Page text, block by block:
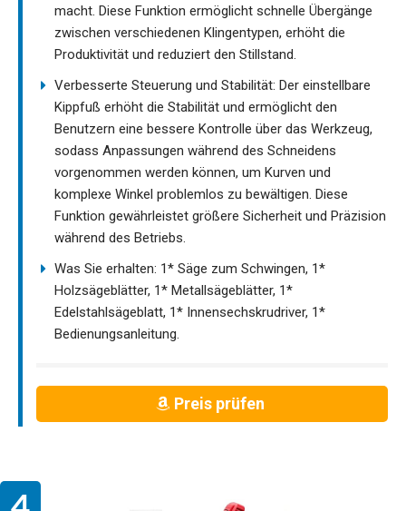
macht. Diese Funktion ermöglicht schnelle Übergänge
zwischen verschiedenen Klingentypen, erhöht die
Produktivität und reduziert den Stillstand.
Verbesserte Steuerung und Stabilität: Der einstellbare
Kippfuß erhöht die Stabilität und ermöglicht den
Benutzern eine bessere Kontrolle über das Werkzeug,
sodass Anpassungen während des Schneidens
vorgenommen werden können, um Kurven und
komplexe Winkel problemlos zu bewältigen. Diese
Funktion gewährleistet größere Sicherheit und Präzision
während des Betriebs.
Was Sie erhalten: 1* Säge zum Schwingen, 1*
Holzsägeblätter, 1* Metallsägeblätter, 1*
Edelstahlsägeblatt, 1* Innensechskrudriver, 1*
Bedienungsanleitung.
Preis prüfen